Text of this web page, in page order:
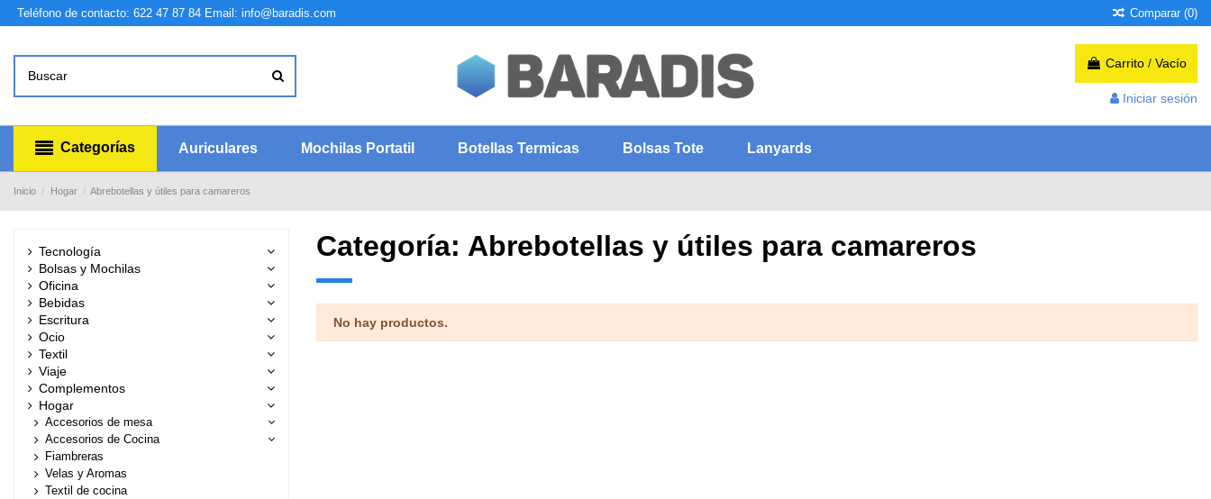
Teléfono de contacto: 622 47 87 84 Email: info@baradis.com Comparar (0)
Carrito / Vacío
Iniciar sesión
Categorías Auriculares Mochilas Portatil Botellas Termicas Bolsas Tote Lanyards
Inicio Hogar Abrebotellas y útiles para camareros
Categoría: Abrebotellas y útiles para camareros
No hay productos.
Tecnología
Bolsas y Mochilas
Oficina
Bebidas
Escritura
Ocio
Textil
Viaje
Complementos
Hogar
Accesorios de mesa
Accesorios de Cocina
Fiambreras
Velas y Aromas
Textil de cocina